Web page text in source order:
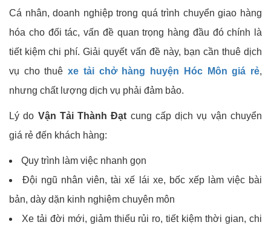
Cá nhân, doanh nghiệp trong quá trình chuyển giao hàng
hóa cho đối tác, vấn đề quan trọng hàng đầu đó chính là
tiết kiệm chi phí. Giải quyết vấn đề này, bạn cần thuê dịch
vụ cho thuêxe tải chở hàng huyện Hóc Môn giá rẻ,
nhưng chất lượng dịch vụ phải đảm bảo.
Lý do Vận Tải Thành Đạt cung cấp dịch vụ vận chuyển
giá rẻ đến khách hàng:
Quy trình làm việc nhanh gọn
Đội ngũ nhân viên, tài xế lái xe, bốc xếp làm việc bài
bản, dày dặn kinh nghiệm chuyên môn
Xe tải đời mới, giảm thiểu rủi ro, tiết kiệm thời gian, chi